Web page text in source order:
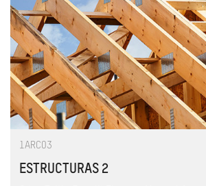
1ARC03
ESTRUCTURAS 2